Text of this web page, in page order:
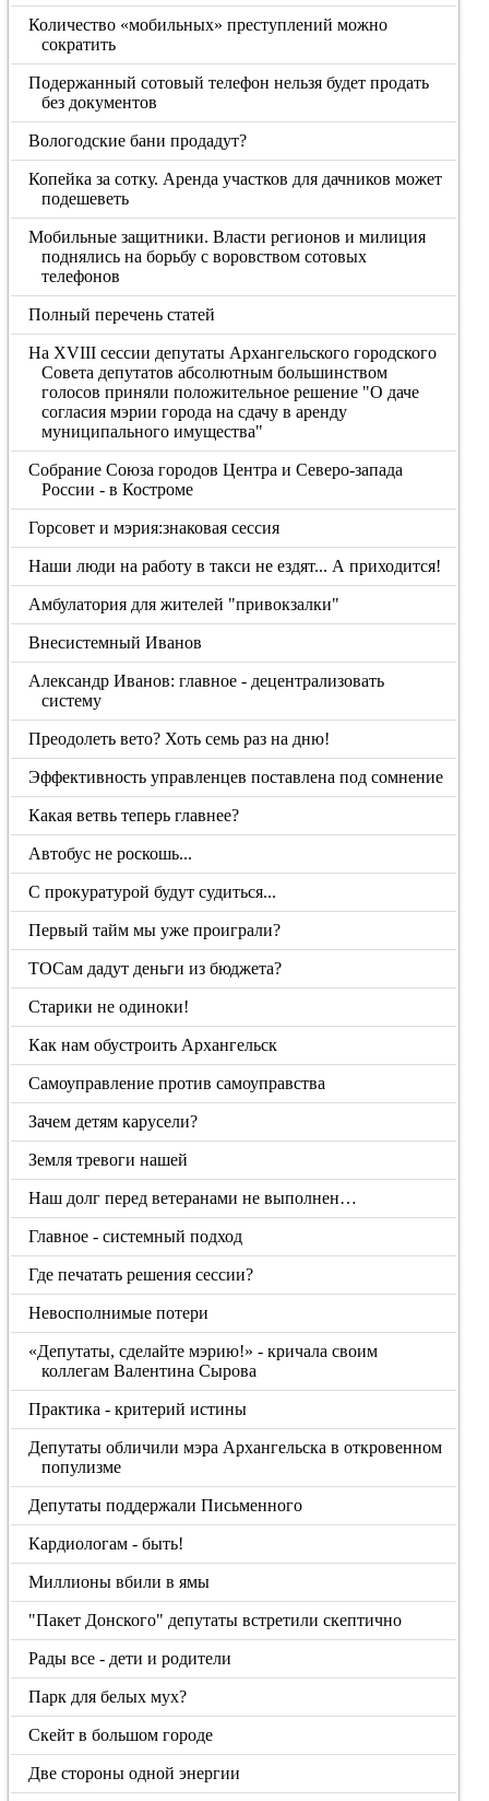
Количество «мобильных» преступлений можно
сократить
Подержанный сотовый телефон нельзя будет продать
без документов
Вологодские бани продадут?
Копейка за сотку. Аренда участков для дачников может
подешеветь
Мобильные защитники. Власти регионов и милиция
поднялись на борьбу с воровством сотовых
телефонов
Полный перечень статей
На XVIII сессии депутаты Архангельского городского
Совета депутатов абсолютным большинством
голосов приняли положительное решение "О даче
согласия мэрии города на сдачу в аренду
муниципального имущества"
Собрание Союза городов Центра и Северо-запада
России - в Костроме
Горсовет и мэрия:знаковая сессия
Наши люди на работу в такси не ездят... А приходится!
Амбулатория для жителей "привокзалки"
Внесистемный Иванов
Александр Иванов: главное - децентрализовать
систему
Преодолеть вето? Хоть семь раз на дню!
Эффективность управленцев поставлена под сомнение
Какая ветвь теперь главнее?
Автобус не роскошь...
С прокуратурой будут судиться...
Первый тайм мы уже проиграли?
ТОСам дадут деньги из бюджета?
Старики не одиноки!
Как нам обустроить Архангельск
Самоуправление против самоуправства
Зачем детям карусели?
Земля тревоги нашей
Наш долг перед ветеранами не выполнен…
Главное - системный подход
Где печатать решения сессии?
Невосполнимые потери
«Депутаты, сделайте мэрию!» - кричала своим
коллегам Валентина Сырова
Практика - критерий истины
Депутаты обличили мэра Архангельска в откровенном
популизме
Депутаты поддержали Письменного
Кардиологам - быть!
Миллионы вбили в ямы
"Пакет Донского" депутаты встретили скептично
Рады все - дети и родители
Парк для белых мух?
Скейт в большом городе
Две стороны одной энергии